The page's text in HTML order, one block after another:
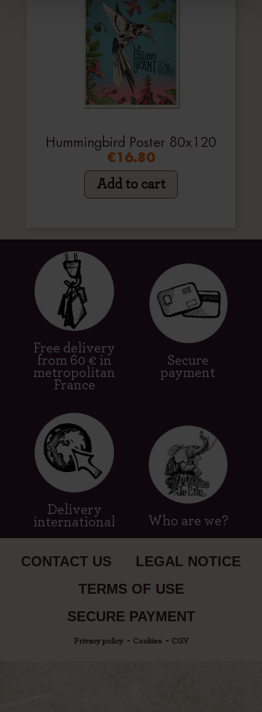
Hummingbird Poster 80x120
€16.80
Add to cart
Free delivery
from 60 € in
metropolitan
France
Secure
payment
Delivery
international
Who are we?
CONTACT US
LEGAL NOTICE
TERMS OF USE
SECURE PAYMENT
Privacy policy Cookies CGV